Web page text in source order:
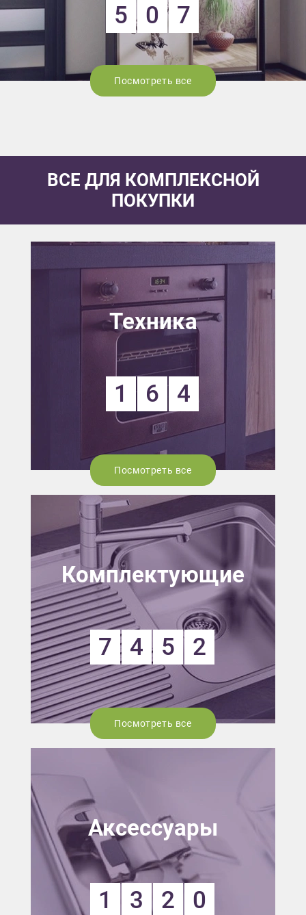
5 0 7
Посмотреть все
ВСЕ ДЛЯ КОМПЛЕКСНОЙ
ПОКУПКИ
Техника
1 6 4
Посмотреть все
Комплектующие
7 4 5 2
Посмотреть все
Аксессуары
1 3 2 0